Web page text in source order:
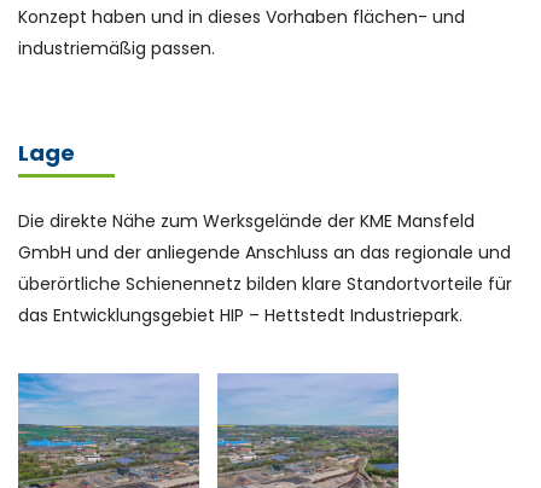
Konzept haben und in dieses Vorhaben flächen- und
industriemäßig passen.
Lage
Die direkte Nähe zum Werksgelände der KME Mansfeld
GmbH und der anliegende Anschluss an das regionale und
überörtliche Schienennetz bilden klare Standortvorteile für
das Entwicklungsgebiet HIP – Hettstedt Industriepark.